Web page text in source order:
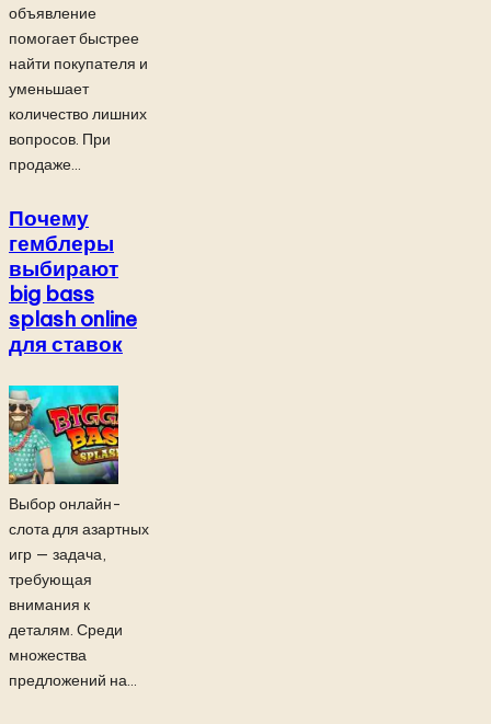
объявление
помогает быстрее
найти покупателя и
уменьшает
количество лишних
вопросов. При
продаже...
Почему
гемблеры
выбирают
big bass
splash online
для ставок
Выбор онлайн-
слота для азартных
игр — задача,
требующая
внимания к
деталям. Среди
множества
предложений на...